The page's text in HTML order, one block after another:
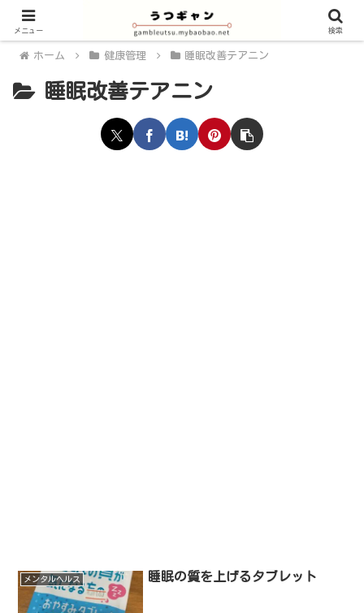
ホーム 健康管理 睡眠改善テアニン
睡眠改善テアニン
メンタルヘルス 睡眠の質を上げるタブレット
メニュー 検索